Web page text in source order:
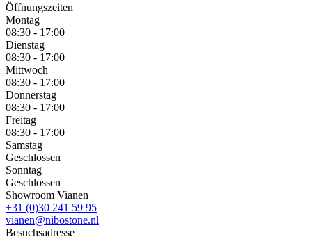
Öffnungszeiten
Montag
08:30 - 17:00
Dienstag
08:30 - 17:00
Mittwoch
08:30 - 17:00
Donnerstag
08:30 - 17:00
Freitag
08:30 - 17:00
Samstag
Geschlossen
Sonntag
Geschlossen
Showroom Vianen
+31 (0)30 241 59 95
vianen@nibostone.nl
Besuchsadresse